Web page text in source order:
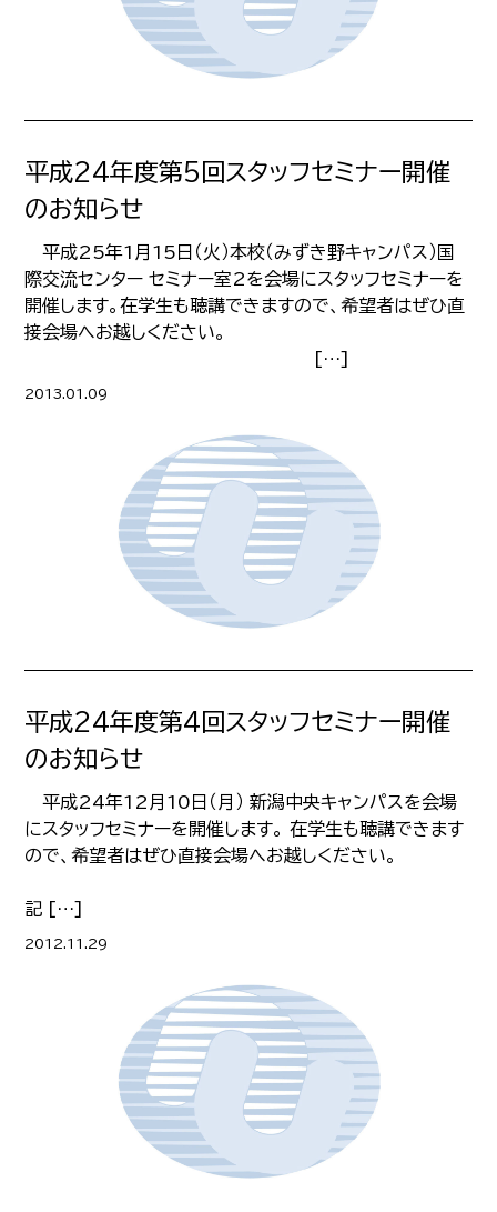
平成24年度第5回スタッフセミナー開催
のお知らせ
平成25年1月15日（火）本校（みずき野キャンパス）国
際交流センター セミナー室2を会場にスタッフセミナーを
開催します。在学生も聴講できますので、希望者はぜひ直
接会場へお越しください。
[…]
2013.01.09
平成24年度第4回スタッフセミナー開催
のお知らせ
平成24年12月10日（月） 新潟中央キャンパスを会場
にスタッフセミナーを開催します。 在学生も聴講できます
ので、希望者はぜひ直接会場へお越しください。
記 […]
2012.11.29